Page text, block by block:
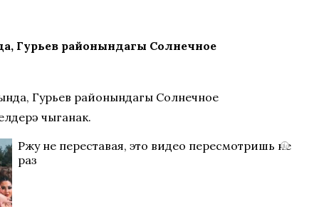
Гурьев районындагы Солнечное
Гурьев районындагы Солнечное
чыганак.
i
Ржу не переставая, это видео пересмотришь не
раз